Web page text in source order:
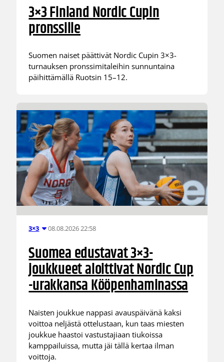
3×3 Finland Nordic Cupin
pronssille
Suomen naiset päättivät Nordic Cupin 3×3-
turnauksen pronssimitaleihin sunnuntaina
päihittämällä Ruotsin 15–12.
3×3 08.08.2026 22:58
Suomea edustavat 3×3-
joukkueet aloittivat Nordic Cup
-urakkansa Kööpenhaminassa
Naisten joukkue nappasi avauspäivänä kaksi
voittoa neljästä ottelustaan, kun taas miesten
joukkue haastoi vastustajiaan tiukoissa
kamppailuissa, mutta jäi tällä kertaa ilman
voittoja.